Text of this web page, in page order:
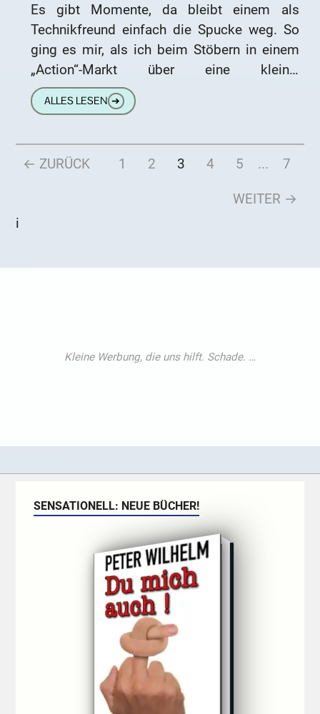
Es gibt Momente, da bleibt einem als
Technikfreund einfach die Spucke weg. So
ging es mir, als ich beim Stöbern in einem
„Action“-Markt über eine kleine,
unscheinbare Schachtel mit der
ALLES LESEN ➔
← ZURÜCK 1 2 3 4 5 ... 7
WEITER →
i
SENSATIONELL: NEUE BÜCHER!